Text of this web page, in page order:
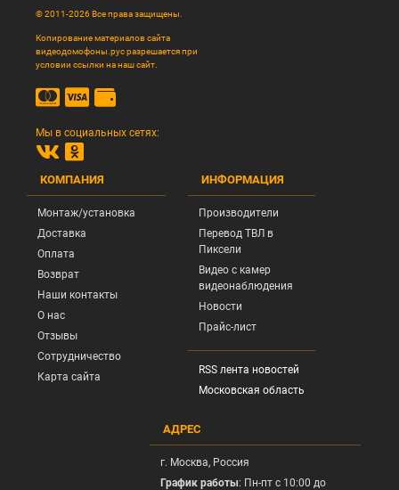
© 2011-2026 Все права защищены.
Копирование материалов сайта
видеодомофоны.рус разрешается при
условии ссылки на наш сайт.
Мы в социальных сетях:
КОМПАНИЯ
Монтаж/установка
Доставка
Оплата
Возврат
Наши контакты
О нас
Отзывы
Сотрудничество
Карта сайта
ИНФОРМАЦИЯ
Производители
Перевод ТВЛ в
Пиксели
Видео с камер
видеонаблюдения
Новости
Прайс-лист
RSS лента новостей
Московская область
АДРЕС
г. Москва, Россия
График работы: Пн-пт с 10:00 до